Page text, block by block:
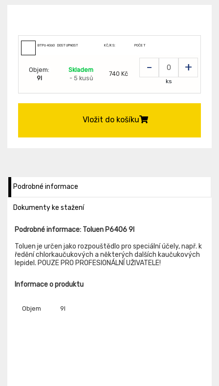
BTP6406090DOSTUPNOST KČ/KS: POČET
Objem:
9l
Skladem
- 5 kusů
740 Kč - +
ks
Vložit do košíku
Podrobné informace
Dokumenty ke stažení
Podrobné informace: Toluen P6406 9l
Toluen je určen jako rozpouštědlo pro speciální účely, např. k
ředění chlorkaučukových a některých dalších kaučukových
lepidel. POUZE PRO PROFESIONÁLNÍ UŽIVATELE!
Informace o produktu
Objem 9l